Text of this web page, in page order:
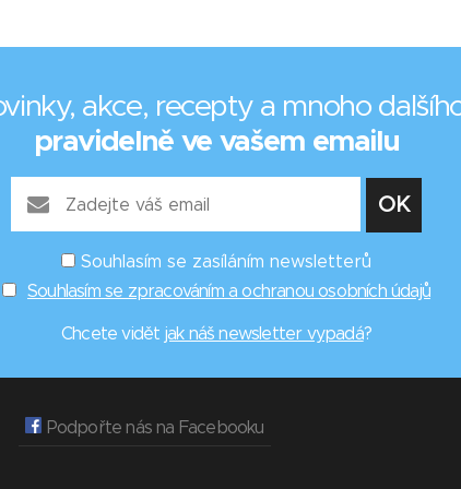
akce, recepty a mnoho
pravidelně ve vašem emailu
Souhlasím se zasíláním newsletterů
Souhlasím se zpracováním a ochranou osobních údajů
Chcete vidět jak náš newsletter vypadá?
Podpořte nás na Facebooku